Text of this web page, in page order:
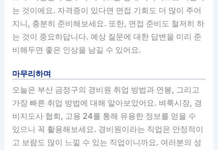
는 것이에요. 자격증이 있다면 면접 기회도 더 많이 주어
지니, 충분히 준비해보세요. 또한, 면접 준비도 철저히 하
는 것이 중요하답니다. 예상 질문에 대한 답변을 미리 준
비해두면 좋은 인상을 남길 수 있어요.
마무리하며
오늘은 부산 금정구의 경비원 취업 방법과 연봉, 그리고
가장 빠른 취업 방법에 대해 알아보았어요. 벼룩시장, 경
비지도사 협회, 고용 24를 통해 유용한 정보를 얻을 수
있으니 꼭 활용해보세요. 경비원이라는 직업은 안정적이
고 보람도 많이 느낄 수 있는 직업이니까요. 여러분의 성